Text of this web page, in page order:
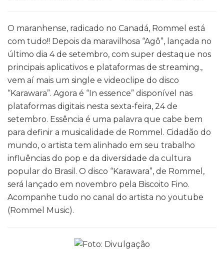
O maranhense, radicado no Canadá, Rommel está
com tudo!! Depois da maravilhosa “Agô”, lançada no
último dia 4 de setembro, com super destaque nos
principais aplicativos e plataformas de streaming.,
vem aí mais um single e videoclipe do disco
“Karawara”. Agora é “In essence” disponível nas
plataformas digitais nesta sexta-feira, 24 de
setembro. Essência é uma palavra que cabe bem
para definir a musicalidade de Rommel. Cidadão do
mundo, o artista tem alinhado em seu trabalho
influências do pop e da diversidade da cultura
popular do Brasil. O disco “Karawara”, de Rommel,
será lançado em novembro pela Biscoito Fino.
Acompanhe tudo no canal do artista no youtube
(Rommel Music).